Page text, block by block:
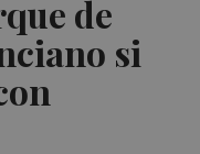
de
si